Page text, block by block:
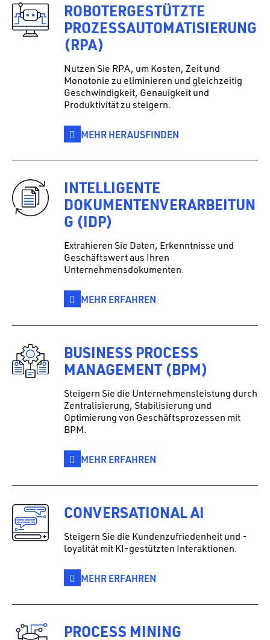
ROBOTERGESTÜTZTE
PROZESSAUTOMATISIERUNG
(RPA)
Nutzen Sie RPA, um Kosten, Zeit und
Monotonie zu eliminieren und gleichzeitig
Geschwindigkeit, Genauigkeit und
Produktivität zu steigern.
MEHR HERAUSFINDEN
INTELLIGENTE
DOKUMENTENVERARBEITUN
G (IDP)
Extrahieren Sie Daten, Erkenntnisse und
Geschäftswert aus Ihren
Unternehmensdokumenten.
MEHR ERFAHREN
BUSINESS PROCESS
MANAGEMENT (BPM)
Steigern Sie die Unternehmensleistung durch
Zentralisierung, Stabilisierung und
Optimierung von Geschäftsprozessen mit
BPM.
MEHR ERFAHREN
CONVERSATIONAL AI
Steigern Sie die Kundenzufriedenheit und -
loyalität mit KI-gestützten Interaktionen.
MEHR ERFAHREN
PROCESS MINING